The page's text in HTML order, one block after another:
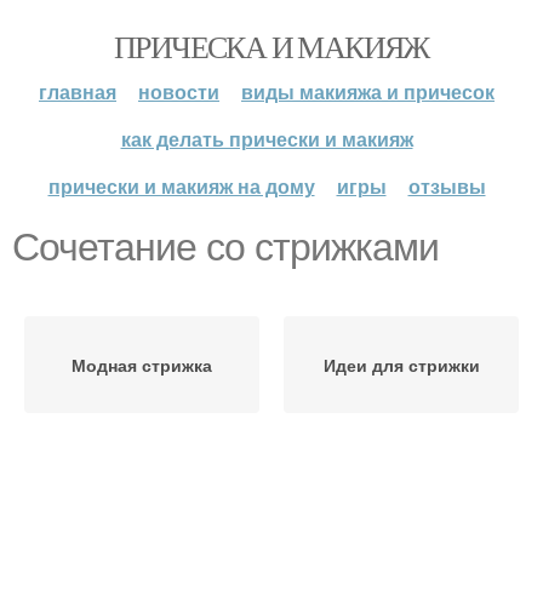
ПРИЧЕСКА И МАКИЯЖ
главная новости
виды макияжа и причесок
как делать прически и макияж
прически и макияж на дому
игры отзывы
Сочетание со стрижками
Модная стрижка Идеи для стрижки